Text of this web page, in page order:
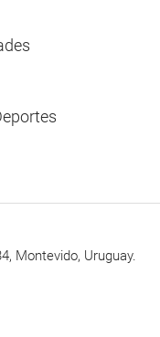
Montevido, Uruguay.